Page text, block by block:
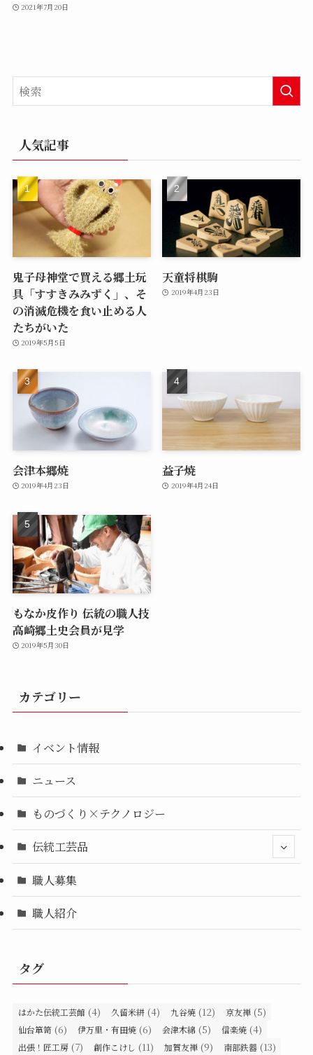
2021年7月20日
人気記事
鬼子母神堂で買える郷土玩
具「すすきみみずく」、そ
の消滅危機を食い止める人
たちがいた
2019年5月5日
天童将棋駒
2019年4月23日
会津本郷焼
2019年4月23日
益子焼
2019年4月24日
もなか皮作り 伝統の職人技
高崎郷土史会員が見学
2019年5月30日
カテゴリー
イベント情報
ニュース
ものづくり×テクノロジー
伝統工芸品
職人募集
職人紹介
タグ
はかた伝統工芸館 (4) 久留米絣 (4) 九谷焼 (12) 京友禅 (5)
仙台箪笥 (6) 伊万里・有田焼 (6) 会津木綿 (5) 信楽焼 (4)
出張！匠工房 (7) 創作こけし (11) 加賀友禅 (9) 南部鉄器 (13)